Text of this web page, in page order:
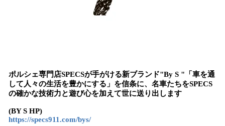
ポルシェ専門店SPECSが手がける新ブランド"By S "「車を通
して人々の生活を豊かにする」を信条に、名車たちをSPECS
の確かな技術力と遊び心を加えて世に送り出します
(BY S HP)
https://specs911.com/bys/